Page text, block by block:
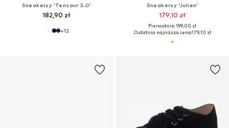
Sneakersy 'Tensaur 3.0'
182,90 zł
+12
Sneakersy 'Jolien'
179,10 zł
Pierwotnie: 199,00 zł
Ostatnia najniższa cena:179,10 zł